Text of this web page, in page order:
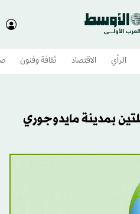
الرأي الاقتصاد ثقافة وفنون
قنبلتين بمدينة مايدوجوري